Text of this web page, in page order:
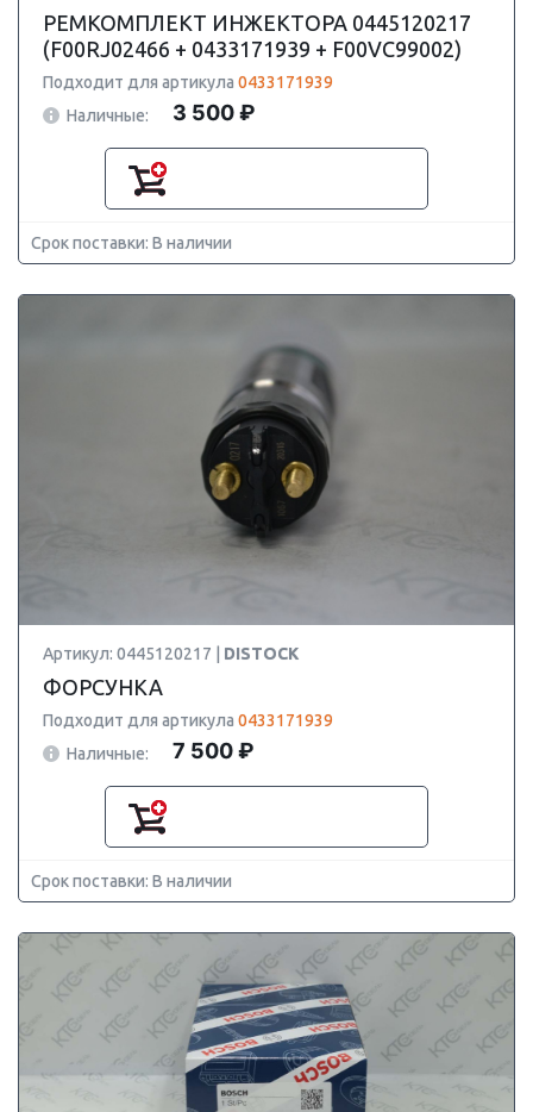
РЕМКОМПЛЕКТ ИНЖЕКТОРА 0445120217
(F00RJ02466 + 0433171939 + F00VC99002)
Подходит для артикула 0433171939
Наличные:
3 500 ₽
Срок поставки: В наличии
Артикул: 0445120217 | DISTOCK
ФОРСУНКА
Подходит для артикула 0433171939
Наличные:
7 500 ₽
Срок поставки: В наличии